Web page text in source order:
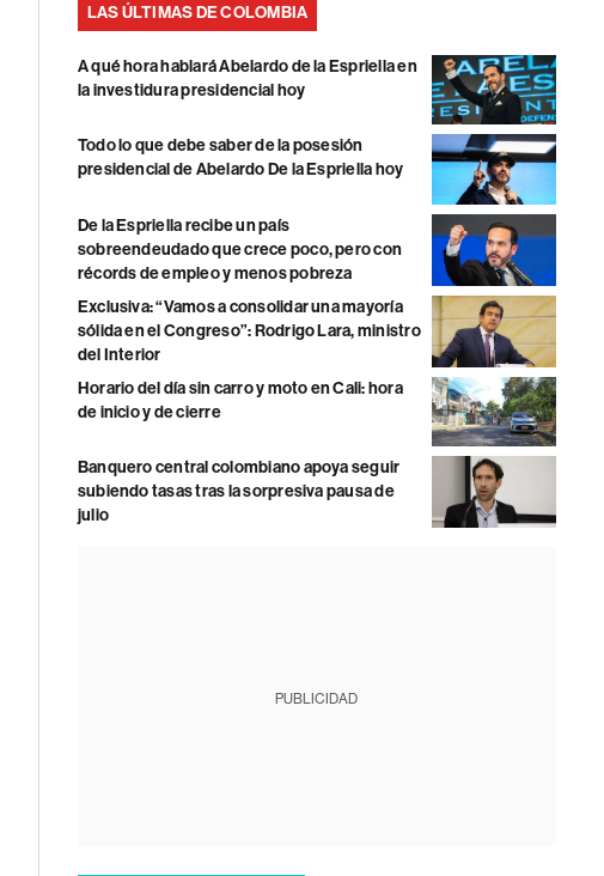
LAS ÚLTIMAS DE COLOMBIA
A qué hora hablará Abelardo de la Espriella en
la investidura presidencial hoy
Todo lo que debe saber de la posesión
presidencial de Abelardo De la Espriella hoy
De la Espriella recibe un país
sobreendeudado que crece poco, pero con
récords de empleo y menos pobreza
Exclusiva: “Vamos a consolidar una mayoría
sólida en el Congreso”: Rodrigo Lara, ministro
del Interior
Horario del día sin carro y moto en Cali: hora
de inicio y de cierre
Banquero central colombiano apoya seguir
subiendo tasas tras la sorpresiva pausa de
julio
PUBLICIDAD